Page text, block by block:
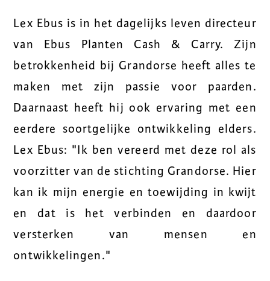
Lex Ebus is in het dagelijks leven directeur
van Ebus Planten Cash & Carry. Zijn
betrokkenheid bij Grandorse heeft alles te
maken met zijn passie voor paarden.
Daarnaast heeft hij ook ervaring met een
eerdere soortgelijke ontwikkeling elders.
Lex Ebus: "Ik ben vereerd met deze rol als
voorzitter van de stichting Grandorse. Hier
kan ik mijn energie en toewijding in kwijt
en dat is het verbinden en daardoor
versterken van mensen en
ontwikkelingen."